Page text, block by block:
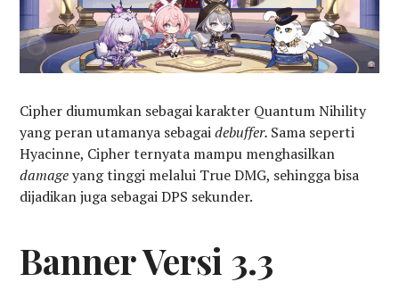
Cipher diumumkan sebagai karakter Quantum Nihility
yang peran utamanya sebagaidebuffer. Sama seperti
Hyacinne, Cipher ternyata mampu menghasilkan
damageyang tinggi melalui True DMG, sehingga bisa
dijadikan juga sebagai DPS sekunder.
Banner Versi 3.3